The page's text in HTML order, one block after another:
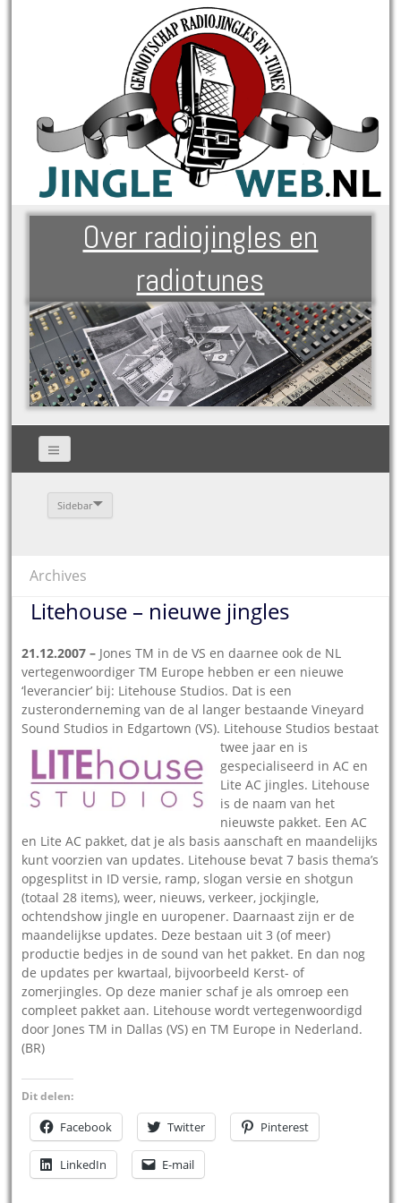
Over radiojingles en
radiotunes
Sidebar
Archives
Litehouse – nieuwe jingles
21.12.2007 – Jones TM in de VS en daarnee ook de NL
vertegenwoordiger TM Europe hebben er een nieuwe
‘leverancier’ bij: Litehouse Studios. Dat is een
zusteronderneming van de al langer bestaande Vineyard
Sound Studios in Edgartown (VS). Litehouse Studios bestaat
twee jaar en is
gespecialiseerd in AC en
Lite AC jingles. Litehouse
is de naam van het
nieuwste pakket. Een AC
en Lite AC pakket, dat je als basis aanschaft en maandelijks
kunt voorzien van updates. Litehouse bevat 7 basis thema’s
opgesplitst in ID versie, ramp, slogan versie en shotgun
(totaal 28 items), weer, nieuws, verkeer, jockjingle,
ochtendshow jingle en uuropener. Daarnaast zijn er de
maandelijkse updates. Deze bestaan uit 3 (of meer)
productie bedjes in de sound van het pakket. En dan nog
de updates per kwartaal, bijvoorbeeld Kerst- of
zomerjingles. Op deze manier schaf je als omroep een
compleet pakket aan. Litehouse wordt vertegenwoordigd
door Jones TM in Dallas (VS) en TM Europe in Nederland.
(BR)
Dit delen:
Facebook Twitter Pinterest
LinkedIn E-mail